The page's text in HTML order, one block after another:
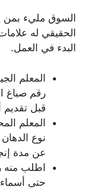
السوق مليء بمن
الحقيقي له
البدء في العمل.
المعلم
رقم صباغ
قبل
المعلم
نوع
عن مدة
اطلب منه
حتى